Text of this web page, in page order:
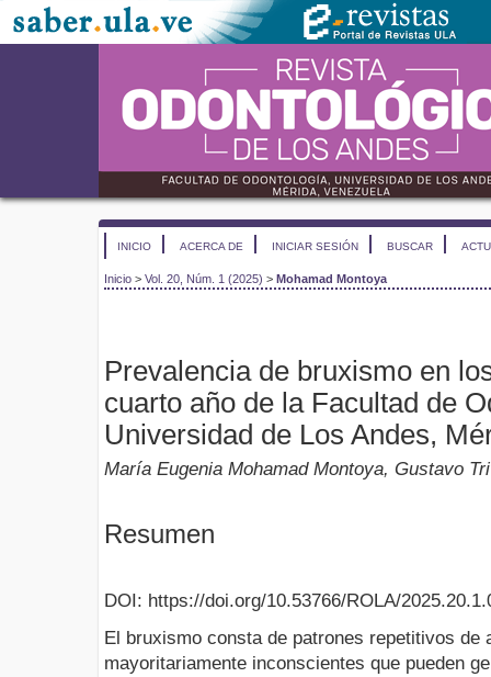
INICIO ACERCA DE INICIAR SESIÓN BUSCAR
Inicio > Vol. 20, Núm. 1 (2025) > Mohamad Montoya
Prevalencia de bruxismo en
cuarto año de la Facultad de
Universidad de Los Andes,
María Eugenia Mohamad Montoya, Gustavo
Resumen
DOI: https://doi.org/10.53766/ROLA/
El bruxismo consta de patrones repetitivos
mayoritariamente inconscientes que pueden